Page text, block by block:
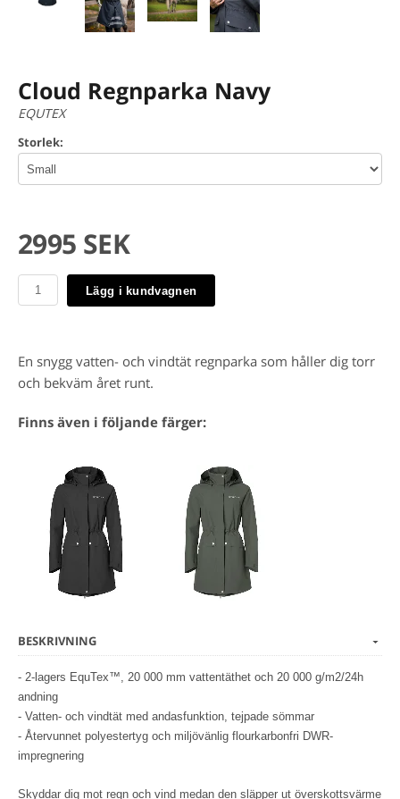
Cloud Regnparka Navy
EQUTEX
Storlek:
2995 SEK
Lägg i kundvagnen
En snygg vatten- och vindtät regnparka som håller dig torr
och bekväm året runt.
Finns även i följande färger:
BESKRIVNING
- 2-lagers EquTex™, 20 000 mm vattentäthet och 20 000 g/m2/24h
andning
- Vatten- och vindtät med andasfunktion, tejpade sömmar
- Återvunnet polyestertyg och miljövänlig flourkarbonfri DWR-
impregnering
Skyddar dig mot regn och vind medan den släpper ut överskottsvärme